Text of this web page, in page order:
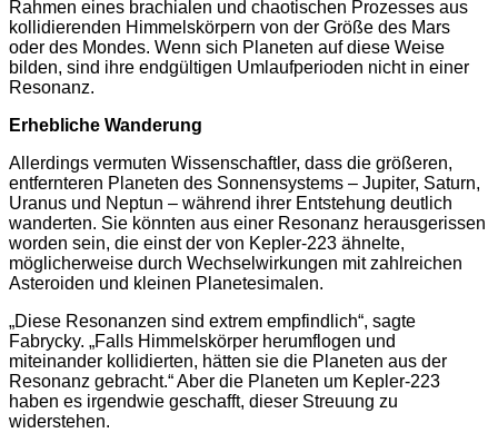
Rahmen eines brachialen und chaotischen Prozesses aus
kollidierenden Himmelskörpern von der Größe des Mars
oder des Mondes. Wenn sich Planeten auf diese Weise
bilden, sind ihre endgültigen Umlaufperioden nicht in einer
Resonanz.
Erhebliche Wanderung
Allerdings vermuten Wissenschaftler, dass die größeren,
entfernteren Planeten des Sonnensystems – Jupiter, Saturn,
Uranus und Neptun – während ihrer Entstehung deutlich
wanderten. Sie könnten aus einer Resonanz herausgerissen
worden sein, die einst der von Kepler-223 ähnelte,
möglicherweise durch Wechselwirkungen mit zahlreichen
Asteroiden und kleinen Planetesimalen.
„Diese Resonanzen sind extrem empfindlich“, sagte
Fabrycky. „Falls Himmelskörper herumflogen und
miteinander kollidierten, hätten sie die Planeten aus der
Resonanz gebracht.“ Aber die Planeten um Kepler-223
haben es irgendwie geschafft, dieser Streuung zu
widerstehen.